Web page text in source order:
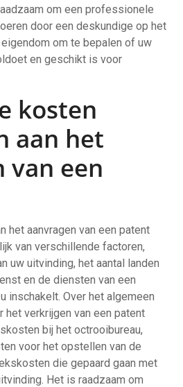
om een professionele
door een deskundige op het
om te bepalen of uw
en geschikt is voor
kosten
aan het
van een
het aanvragen van een patent
van verschillende factoren,
uw uitvinding, het aantal landen
en de diensten van een
inschakelt. Over het algemeen
verkrijgen van een patent
bij het octrooibureau,
voor het opstellen van de
die gepaard gaan met
Het is raadzaam om